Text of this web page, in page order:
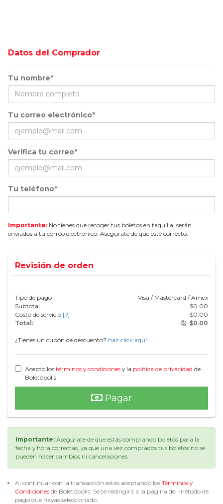
Datos del Comprador
Tu nombre*
Tu correo electrónico*
Verifica tu correo*
Tu teléfono*
Importante: No tienes que recoger tus boletos en taquilla, serán
enviados a tu correo electrónico. Asegúrate de que esté correcto.
Revisión de orden
Tipo de pago
Visa / Mastercard / Amex
Subtotal
$0.00
Costo de servicio [?] $0.00
Total:
$0.00
¿Tienes un cupón de descuento? haz click aquí.
Acepto los términos y condiciones y la política de privacidad de
Boletópolis
Pagar
Importante: Asegúrate de que estás comprando boletos para la
fecha y hora correctas, ya que una vez comprados tus boletos no se
pueden hacer cambios ni cancelaciones.
Al continuar con la transacción estás aceptando los Términos y
Condiciones de Boletópolis. Se te redirigirá a la página del método de
pago que hayas seleccionado.